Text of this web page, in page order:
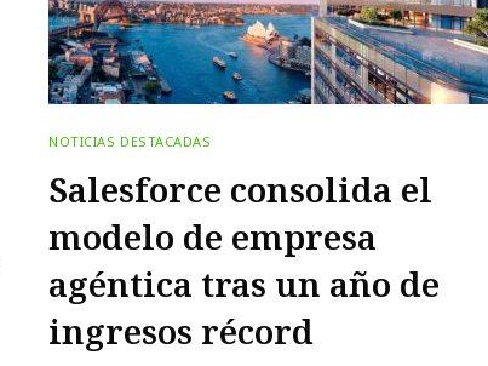
NOTICIAS DESTACADAS
Salesforce consolida el
modelo de empresa
agéntica tras un año de
ingresos récord